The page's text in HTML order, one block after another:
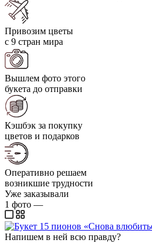
Привозим цветы
с 9 стран мира
Вышлем фото этого
букета до отправки
Кэшбэк за покупку
цветов и подарков
Оперативно решаем
возникшие трудности
Уже заказывали
1 фото —
Напишем в ней всю правду?